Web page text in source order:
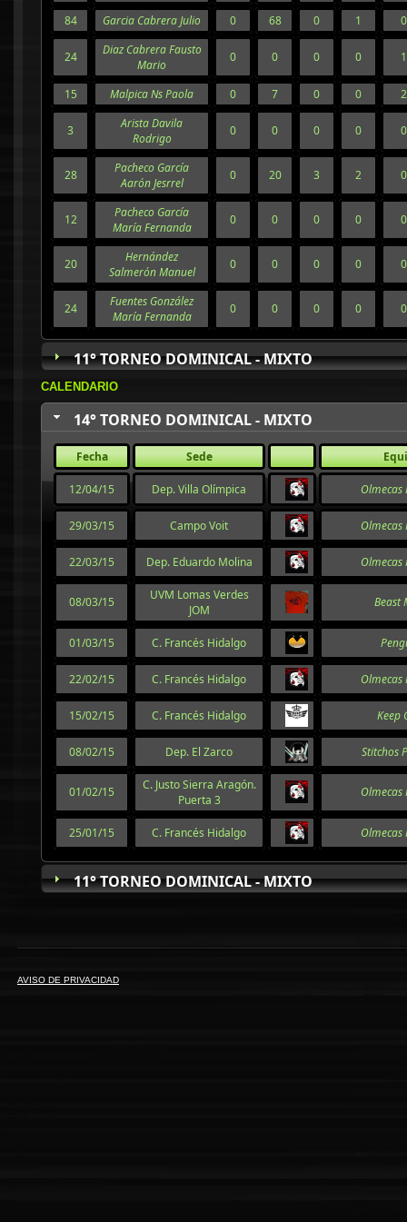
84 Garcia Cabrera Julio 0 68 0 1 0
24
Diaz Cabrera Fausto
Mario
0 0 0 0 1
15 Malpica Ns Paola 0 7 0 0 2
3
Arista Davila
Rodrigo
0 0 0 0 0
28
Pacheco García
Aarón Jesrrel
0 20 3 2 0
12
Pacheco García
María Fernanda
0 0 0 0 0
20
Hernández
Salmerón Manuel
0 0 0 0 0
24
Fuentes González
María Fernanda
0 0 0 0 0
11° TORNEO DOMINICAL - MIXTO
CALENDARIO
14° TORNEO DOMINICAL - MIXTO
Fecha Sede
12/04/15 Dep. Villa Olímpica Olmecas
29/03/15 Campo Voit Olmecas
22/03/15 Dep. Eduardo Molina Olmecas
08/03/15
UVM Lomas Verdes
JOM
Beast
01/03/15 C. Francés Hidalgo
22/02/15 C. Francés Hidalgo Olmecas
15/02/15 C. Francés Hidalgo Keep
08/02/15 Dep. El Zarco Stitchos
01/02/15
C. Justo Sierra Aragón.
Puerta 3
Olmecas
25/01/15 C. Francés Hidalgo Olmecas
11° TORNEO DOMINICAL - MIXTO
AVISO DE PRIVACIDAD